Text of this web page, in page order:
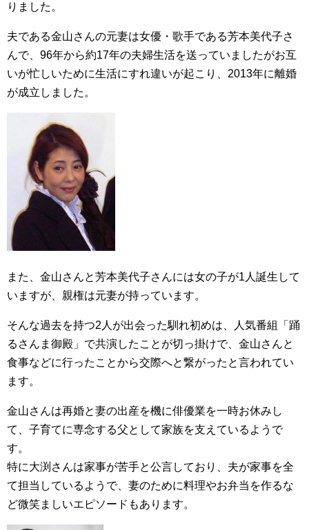
りました。
夫である金山さんの元妻は女優・歌手である芳本美代子さ
んで、96年から約17年の夫婦生活を送っていましたがお互
いが忙しいために生活にすれ違いが起こり、2013年に離婚
が成立しました。
また、金山さんと芳本美代子さんには女の子が1人誕生して
いますが、親権は元妻が持っています。
そんな過去を持つ2人が出会った馴れ初めは、人気番組「踊
るさんま御殿」で共演したことが切っ掛けで、金山さんと
食事などに行ったことから交際へと繋がったと言われてい
ます。
金山さんは再婚と妻の出産を機に俳優業を一時お休みし
て、子育てに専念する父として家族を支えているようで
す。
特に大渕さんは家事が苦手と公言しており、夫が家事を全
て担当しているようで、妻のために料理やお弁当を作るな
ど微笑ましいエピソードもあります。